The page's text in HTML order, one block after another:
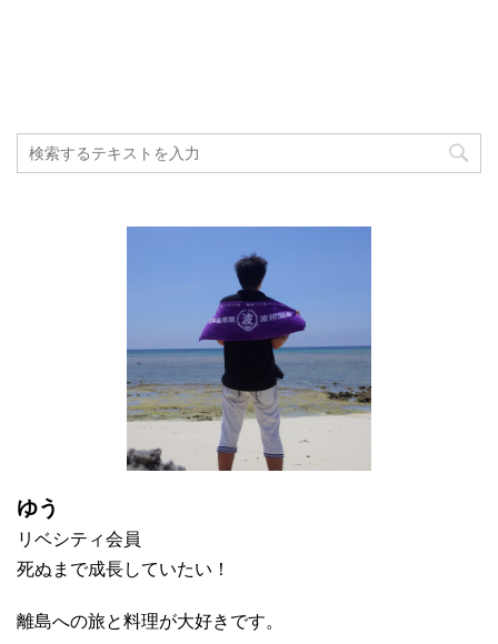
ゆう
リベシティ会員
死ぬまで成長していたい！
離島への旅と料理が大好きです。